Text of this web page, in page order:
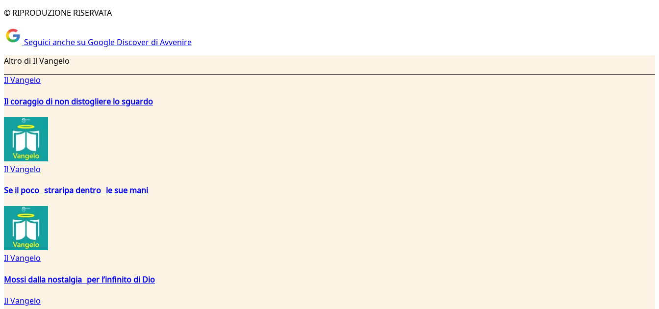
© RIPRODUZIONE RISERVATA
Seguici anche su Google Discover di Avvenire
Altro di Il Vangelo
Il Vangelo
Il coraggio di non distogliere lo sguardo
Il Vangelo
Se il poco straripa dentro le sue mani
Il Vangelo
Mossi dalla nostalgia per l’infinito di Dio
Il Vangelo